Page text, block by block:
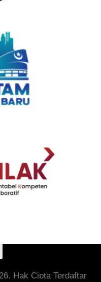
Hak Cipta Terdaftar